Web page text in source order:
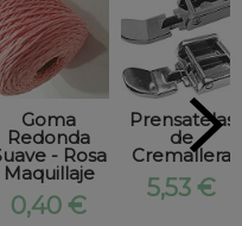
Goma
Redonda
- Rosa
Maquillaje
0,40 €
Prensatelas
de
Cremallera
5,53 €